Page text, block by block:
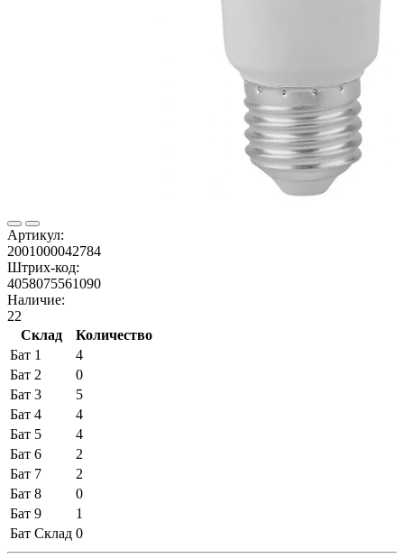
Артикул:
2001000042784
Штрих-код:
4058075561090
Наличие:
22
Склад
Количество
Бат 1
4
Бат 2
0
Бат 3
5
Бат 4
4
Бат 5
4
Бат 6
2
Бат 7
2
Бат 8
0
Бат 9
1
Бат Склад 0